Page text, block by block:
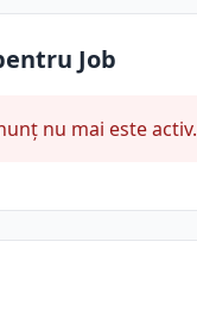
Job
nu mai este activ.